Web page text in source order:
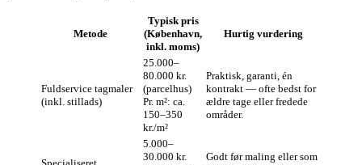
Metode
Typisk pris
(København,
inkl. moms)
Hurtig vurdering
Fuldservice tagmaler
(inkl. stillads)
25.000–
80.000 kr.
(parcelhus)
Pr. m²: ca.
150–350
kr./m²
Praktisk, garanti, én
kontrakt — ofte bedst for
ældre tage eller fredede
områder.
5.000–
30.000 kr.
Godt før maling eller som